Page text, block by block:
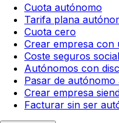
Cuota autónomo
Tarifa plana
Cuota cero
Crear empresa con
Coste seguros
Autónomos con
Pasar de autónomo
Crear empresa
Facturar sin ser